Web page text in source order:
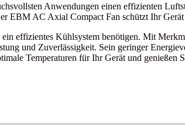
Anwendungen einen effizienten
EBM AC Axial Compact Fan schützt Ihr
effizientes Kühlsystem benötigen. Mit
und Zuverlässigkeit. Sein geringer
Temperaturen für Ihr Gerät und genießen